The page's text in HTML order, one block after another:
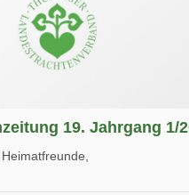
19. Jahrgang 1/